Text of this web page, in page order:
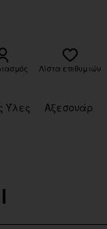
Λίστα επιθυμιών
Ύλες Αξεσουάρ